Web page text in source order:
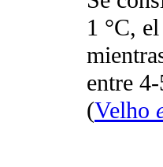
1 °C,
entre
(Velho